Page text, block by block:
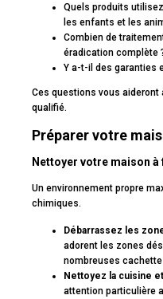
Quels produits
les enfants et les
Combien de
éradication complète
Y a-t-il des garanties
Ces questions vous
qualifié.
Préparer votre
Nettoyer votre maison à
Un environnement propre
chimiques.
Débarrassez les
adorent les zones
nombreuses
Nettoyez la cuisine
attention particulière